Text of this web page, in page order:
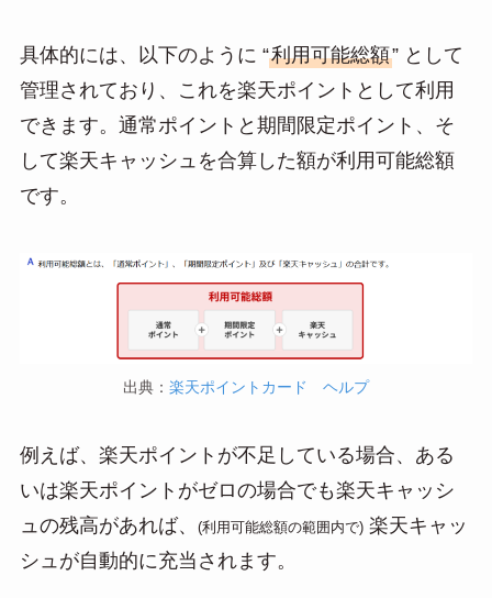
具体的には、以下のように “利用可能総額” として
管理されており、これを楽天ポイントとして利用
できます。通常ポイントと期間限定ポイント、そ
して楽天キャッシュを合算した額が利用可能総額
です。
出典： 楽天ポイントカード ヘルプ
例えば、楽天ポイントが不足している場合、ある
いは楽天ポイントがゼロの場合でも楽天キャッシ
ュの残高があれば、
(利用可能総額の範囲内で)楽天キャッ
シュが自動的に充当されます。